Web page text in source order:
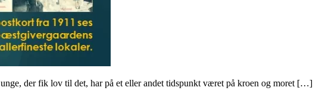
der fik lov til det, har på et eller andet tidspunkt været på kroen og moret […]